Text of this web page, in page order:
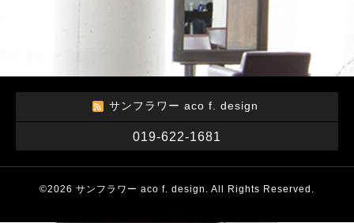
サンフラワー aco f. design
019-622-1681
©2026 サンフラワー aco f. design . All Rights Reserved.